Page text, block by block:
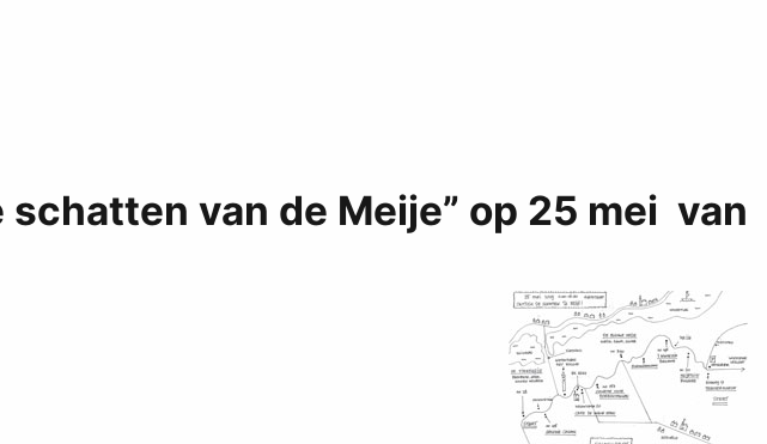
van de Meije” op 25 mei van